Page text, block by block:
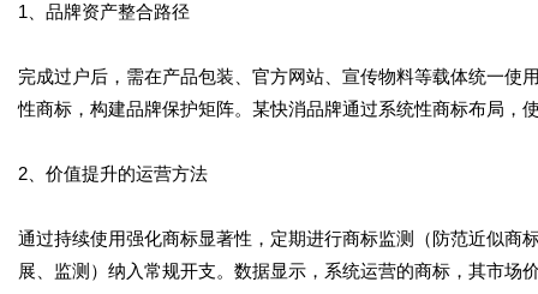
1、品牌资产整合路径
完成过户后，需在产品包装、官方网站、宣传物料等载体统一使
性商标，构建品牌保护矩阵。某快消品牌通过系统性商标布局，
2、价值提升的运营方法
通过持续使用强化商标显著性，定期进行商标监测（防范近似商
展、监测）纳入常规开支。数据显示，系统运营的商标，其市场